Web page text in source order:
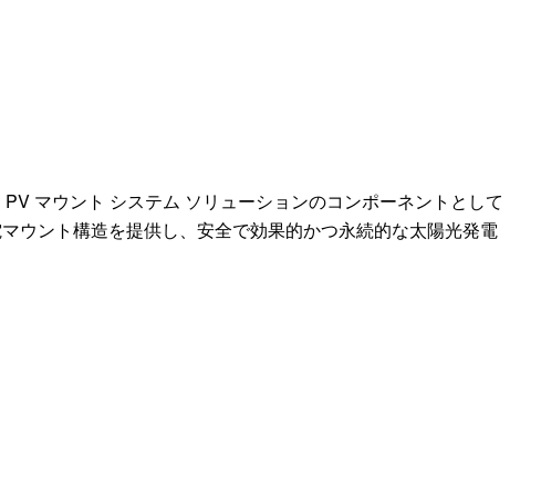
マウント システム ソリューションのコンポーネントとして
ウント構造を提供し、安全で効果的かつ永続的な太陽光発電